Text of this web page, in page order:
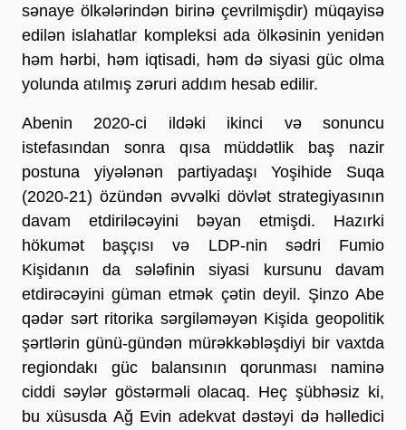
sənaye ölkələrindən birinə çevrilmişdir) müqayisə
edilən islahatlar kompleksi ada ölkəsinin yenidən
həm hərbi, həm iqtisadi, həm də siyasi güc olma
yolunda atılmış zəruri addım hesab edilir.
Abenin 2020-ci ildəki ikinci və sonuncu
istefasından sonra qısa müddətlik baş nazir
postuna yiyələnən partiyadaşı Yoşihide Suqa
(2020-21) özündən əvvəlki dövlət strategiyasının
davam etdiriləcəyini bəyan etmişdi. Hazırki
hökumət başçısı və LDP-nin sədri Fumio
Kişidanın da sələfinin siyasi kursunu davam
etdirəcəyini güman etmək çətin deyil. Şinzo Abe
qədər sərt ritorika sərgiləməyən Kişida geopolitik
şərtlərin günü-gündən mürəkkəbləşdiyi bir vaxtda
regiondakı güc balansının qorunması naminə
ciddi səylər göstərməli olacaq. Heç şübhəsiz ki,
bu xüsusda Ağ Evin adekvat dəstəyi də həlledici